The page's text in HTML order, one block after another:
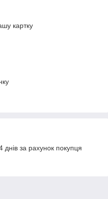
картку
за рахунок покупця